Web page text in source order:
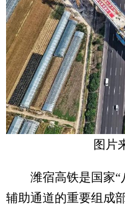
图片
潍宿高铁是国家“
辅助通道的重要组成